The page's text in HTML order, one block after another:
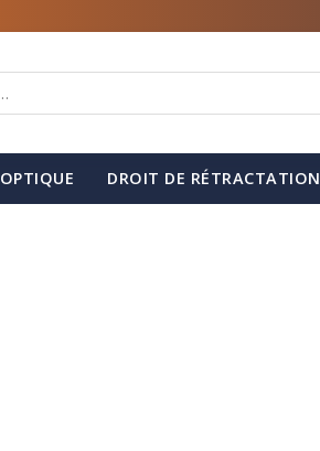
OPTIQUE DROIT DE RÉTRACTATION